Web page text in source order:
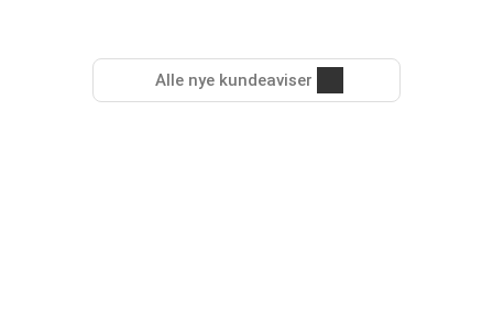
Alle nye kundeaviser